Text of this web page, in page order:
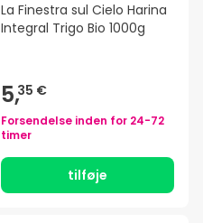
La Finestra sul Cielo Harina
Integral Trigo Bio 1000g
5,35 €
Forsendelse inden for 24-72
timer
tilføje